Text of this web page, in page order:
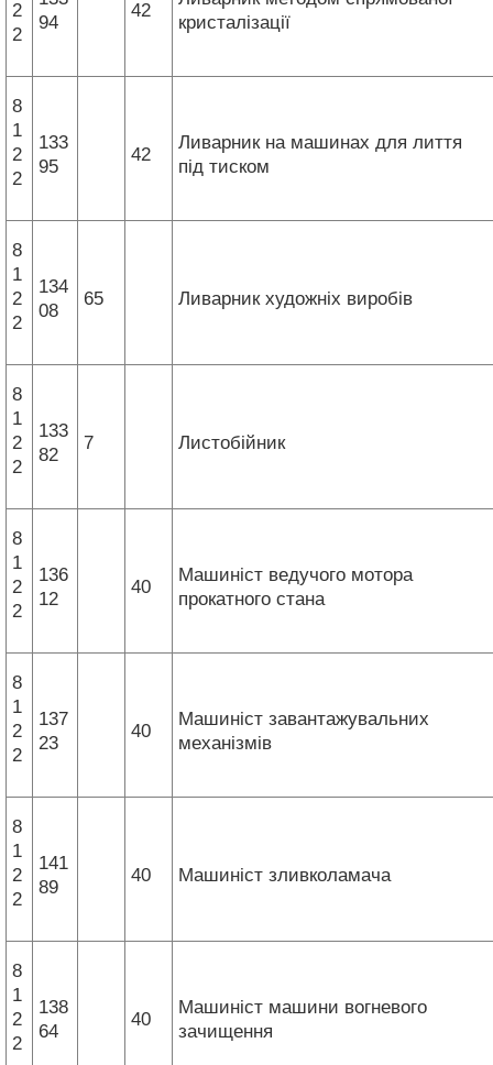
2
2
94
42
кристалізації
8
1
2
2
133
95
42
Ливарник на машинах для лиття
під тиском
8
1
2
2
134
08
65 Ливарник художніх виробів
8
1
2
2
133
82
7 Листобійник
8
1
2
2
136
12
40
Машиніст ведучого мотора
прокатного стана
8
1
2
2
137
23
40
Машиніст завантажувальних
механізмів
8
1
2
2
141
89
40 Машиніст зливколамача
8
1
2
2
138
64
40
Машиніст машини вогневого
зачищення